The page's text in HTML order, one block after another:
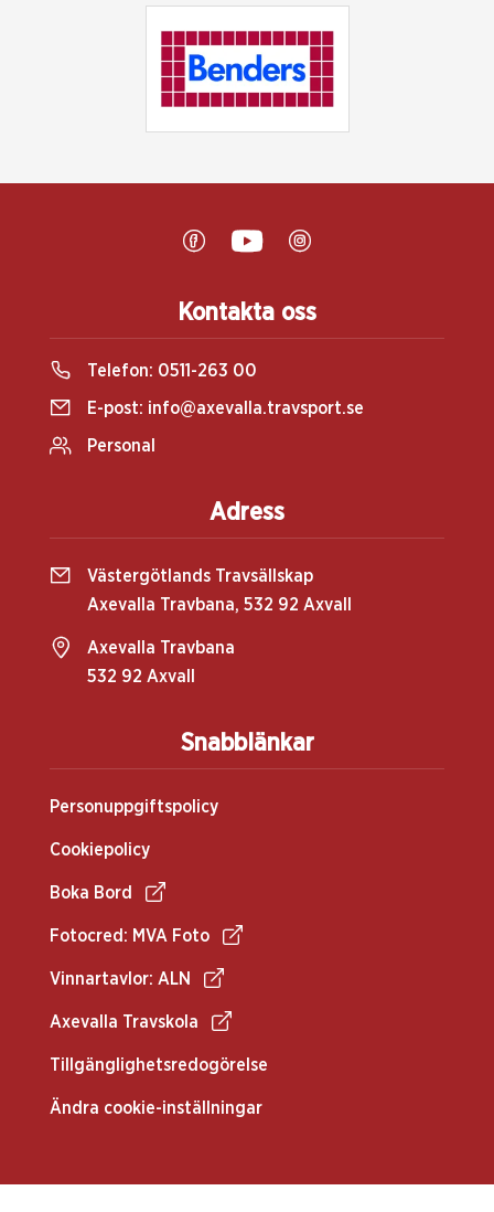
Snabblänkar
Personuppgiftspolicy
Cookiepolicy
Boka Bord
Fotocred: MVA Foto
Vinnartavlor: ALN
Axevalla Travskola
Tillgänglighetsredogörelse
Ändra cookie-inställningar
Kontakta oss
Telefon: 0511-263 00
E-post: info@axevalla.travsport.se
Personal
Adress
Västergötlands Travsällskap
Axevalla Travbana, 532 92 Axvall
Axevalla Travbana
532 92 Axvall